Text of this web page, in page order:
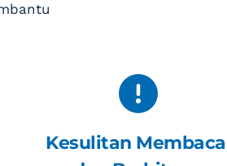
Kesulitan Membaca